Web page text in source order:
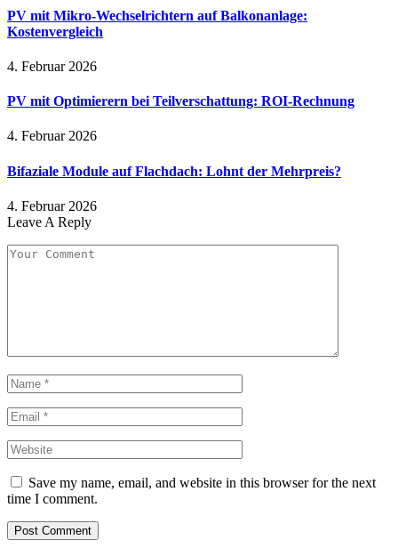
PV mit Mikro-Wechselrichtern auf Balkonanlage:
Kostenvergleich
4. Februar 2026
PV mit Optimierern bei Teilverschattung: ROI-Rechnung
4. Februar 2026
Bifaziale Module auf Flachdach: Lohnt der Mehrpreis?
4. Februar 2026
Leave A Reply
Save my name, email, and website in this browser for the next
time I comment.